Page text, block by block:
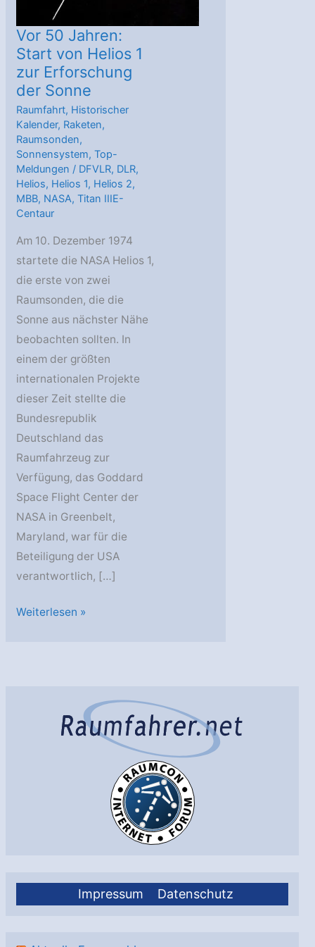
Impressum Datenschutz
Vor 50 Jahren:
Start von Helios 1
zur Erforschung
der Sonne
Raumfahrt, Historischer
Kalender, Raketen,
Raumsonden,
Sonnensystem,Top-
Meldungen / DFVLR, DLR,
Helios, Helios 1, Helios 2,
MBB, NASA,Titan IIIE-
Centaur
Am 10. Dezember 1974
startete die NASA Helios 1,
die erste von zwei
Raumsonden, die die
Sonne aus nächster Nähe
beobachten sollten. In
einem der größten
internationalen Projekte
dieser Zeit stellte die
Bundesrepublik
Deutschland das
Raumfahrzeug zur
Verfügung, das Goddard
Space Flight Center der
NASA in Greenbelt,
Maryland, war für die
Beteiligung der USA
verantwortlich, […]
Vor
Weiterlesen »